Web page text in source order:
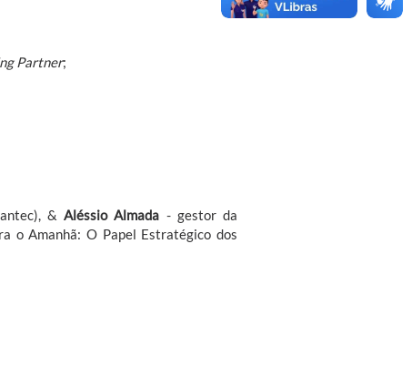
Partner;
& Aléssio Almada - gestor da
o Amanhã: O Papel Estratégico dos